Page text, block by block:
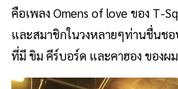
คือเพลง Omens of love ของ T-
และสมาชิกในวงหลายๆท่านชื่นช
ที่มี ขิม คีร์บอร์ด และคาฮอง ของผ